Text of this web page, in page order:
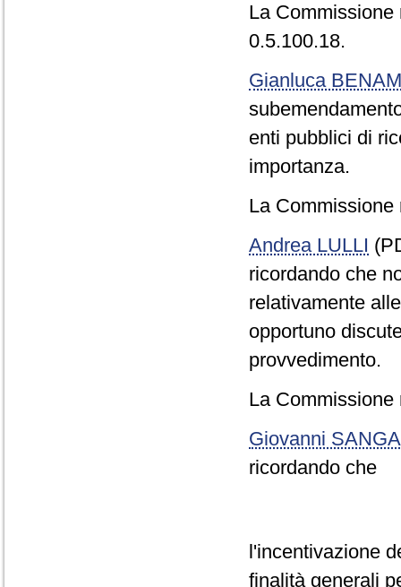
La
0.5.100.18.
Gianluca
enti pubblici di
importanza.
La
Andrea LULLI
ricordando che
relativamente
opportuno
provvedimento.
La
Giovanni SANGA
ricordando che
l'incentivazione
finalità generali